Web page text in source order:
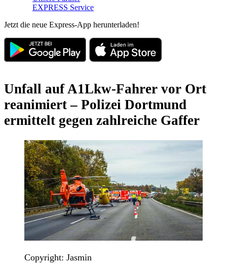
EXPRESS Service
Jetzt die neue Express-App herunterladen!
Unfall auf A1Lkw-Fahrer vor Ort
reanimiert – Polizei Dortmund
ermittelt gegen zahlreiche Gaffer
Copyright: Jasmin